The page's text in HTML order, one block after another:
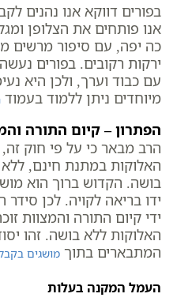
בפורים דווקא אנו נהנים
אנו פותחים את הצלופן
כה יפה, עם סיפור מרשים
ירקות רקובים. בפורים
עם כבוד וערך, ולכן היא
מיוחדים ניתן ללמוד בעמוד
הפתרון – קיום התורה
הרב מבאר כי על פי חוק זה,
האלוקות במתנת חינם, ללא
בושה. הקדוש ברוך הוא
ידו בריאה לקויה. לכן
ידי קיום התורה והמצוות
האלוקות ללא בושה. זהו
המתבארים בתוך מושגים
העמל המקנה בעלות